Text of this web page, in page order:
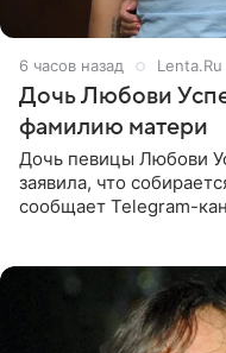
6 часов назад Lenta.Ru
Дочь Любови
фамилию матери
Дочь певицы Любови
заявила, что
сообщает Telegram-